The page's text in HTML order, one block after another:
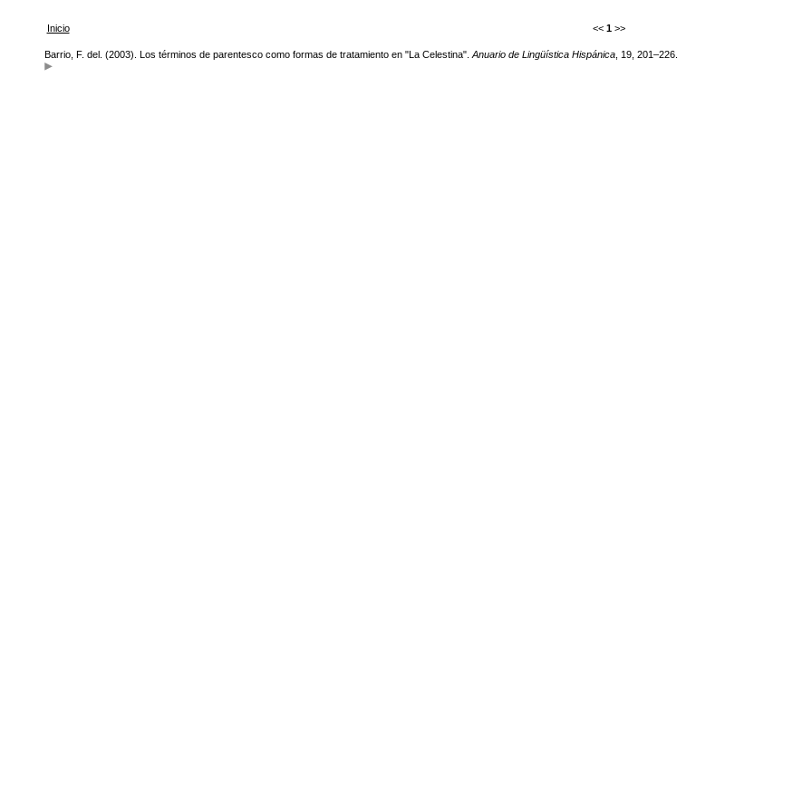
Inicio << 1 >>
Barrio, F. del. (2003). Los términos de parentesco como formas de tratamiento en "La Celestina". Anuario de Lingüística Hispánica, 19, 201–226.